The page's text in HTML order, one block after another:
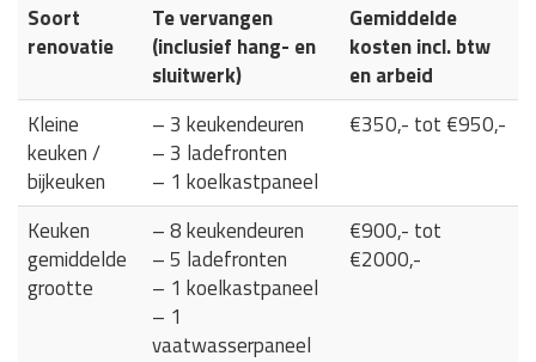
Soort
renovatie
Te vervangen
(inclusief hang- en
sluitwerk)
Gemiddelde
kosten incl. btw
en arbeid
Kleine
keuken /
bijkeuken
– 3 keukendeuren
– 3 ladefronten
– 1 koelkastpaneel
€350,- tot €950,-
Keuken
gemiddelde
grootte
– 8 keukendeuren
– 5 ladefronten
– 1 koelkastpaneel
– 1
vaatwasserpaneel
€900,- tot
€2000,-